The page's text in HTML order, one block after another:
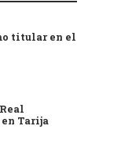
titular en el
Tarija